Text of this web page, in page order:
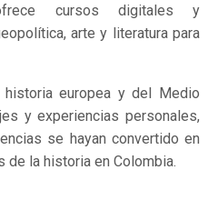
cursos digitales y
arte y literatura para
europea y del Medio
y experiencias personales,
se hayan convertido en
de la historia en Colombia.